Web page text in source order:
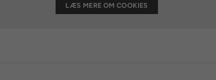
LÆS MERE OM COOKIES